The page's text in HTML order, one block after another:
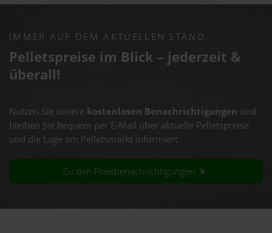
IMMER AUF DEM AKTUELLEN STAND
Pelletspreise im Blick – jederzeit &
überall!
Nutzen Sie unsere kostenlosen Benachrichtigungen und
bleiben Sie bequem per E-Mail über aktuelle Pelletspreise
und die Lage am Pelletsmarkt informiert.
Zu den Preisbenachrichtigungen